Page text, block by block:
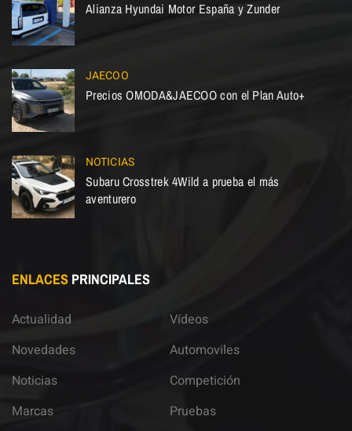
Alianza Hyundai Motor España y Zunder
JAECOO
Precios OMODA&JAECOO con el Plan Auto+
NOTICIAS
Subaru Crosstrek 4Wild a prueba el más
aventurero
ENLACES PRINCIPALES
Actualidad
Novedades
Noticias
Marcas
Vídeos
Automoviles
Competición
Pruebas